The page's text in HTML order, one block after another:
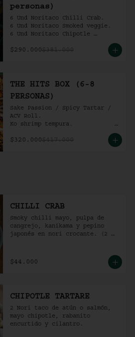
(6-8 personas).
personas)
6 Und Noritaco Chilli Crab.
6 Und Noritaco Smoked veggie.
6 Und Noritaco Chipotle
$290.000$381.000
THE HITS BOX (6-8
PERSONAS)
Sake Passion / Spicy Tartar /
ACV Roll.
Ko shrimp tempura.
Tartare.
4 Und Noritaco Chilli Crab.
$320.000$417.000
CHILLI CRAB
Smoky chilli mayo, pulpa de
cangrejo, kanikama y pepino
japonés en nori crocante. (2
$44.000
CHIPOTLE TARTARE
2 Nori taco de atún o salmón,
mayo chipotle, rabanito
encurtido y cilantro.